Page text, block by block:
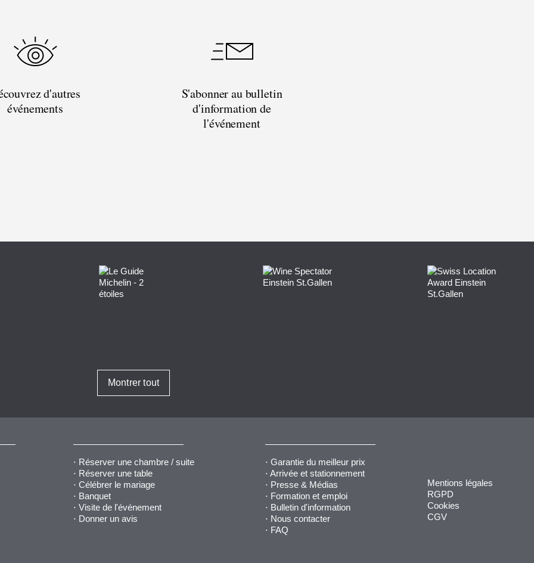
d'autres
événements
S'abonner au bulletin
d'information de
l'événement
Montrer tout
Réserver une chambre / suite
Réserver une table
Célébrer le mariage
Banquet
Visite de l'événement
Donner un avis
Garantie du meilleur prix
Arrivée et stationnement
Presse & Médias
Formation et emploi
Bulletin d'information
Nous contacter
FAQ
Mentions légales
RGPD
Cookies
CGV